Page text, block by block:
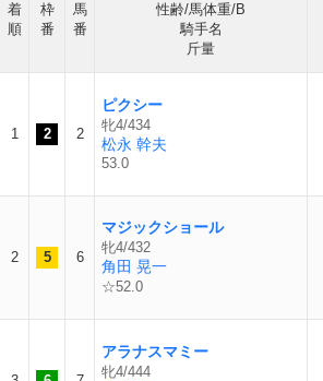
着
順
枠
番
馬
番
性齢/馬体重/B
騎手名
斤量
1 2 2
ピクシー
牝4/434
松永 幹夫
53.0
2 5 6
マジックショール
牝4/432
角田 晃一
☆52.0
アラナスマミー
牝4/444